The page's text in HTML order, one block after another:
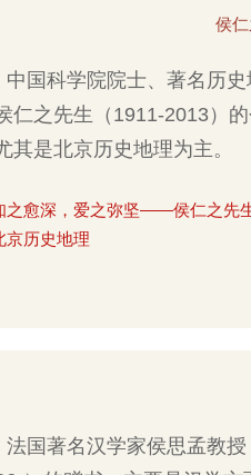
侯
国科学院院士、著名历史
仁之先生（1911-2013）的
其是北京历史地理为主。
之愈深，爱之弥坚——侯仁之先
京历史地理
法国著名汉学家侯思孟教